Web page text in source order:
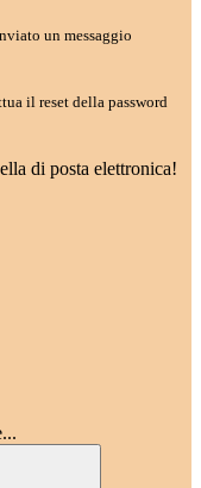
un messaggio
il reset della password
di posta elettronica!